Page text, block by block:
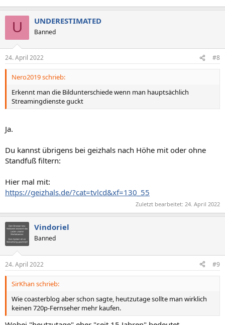
U UNDERESTIMATED
Banned
24. April 2022 #8
Nero2019 schrieb:
Erkennt man die Bildunterschiede wenn man hauptsächlich
Streamingdienste guckt
Ja.
Du kannst übrigens bei geizhals nach Höhe mit oder ohne
Standfuß filtern:
Hier mal mit:
https://geizhals.de/?cat=tvlcd&xf=130_55
Zuletzt bearbeitet: 24. April 2022
Vindoriel
Banned
24. April 2022 #9
SirKhan schrieb:
Wie coasterblog aber schon sagte, heutzutage sollte man wirklich
keinen 720p-Fernseher mehr kaufen.